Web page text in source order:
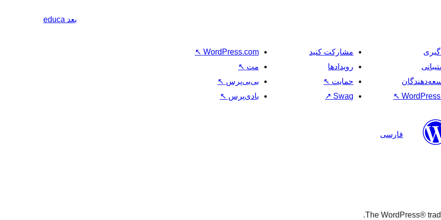
بعد educa
↖
مشارکت کنید
رویدادها
حمایت ↖
Swag
↗
WordPress.com
↖
مت ↖
بی‌بی‌پرس ↖
بادی‌پرس ↖
فارسی
The WordPress®